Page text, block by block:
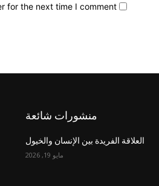
for the next time I comment.
منشورات شائعة
العلاقة الفريدة بين الإنسان والخيول
مايو 19, 2026